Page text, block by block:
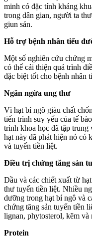
minh có đặc tính kháng
trong dân gian, người ta
giun sán.
Hỗ trợ bệnh nhân tiểu
Một số nghiên cứu chứng
có thể cải thiện quá trình
đặc biệt tốt cho bệnh nhân
Ngăn ngừa ung thư
Vì hạt bí ngô giàu chất
tiến trình suy yếu của tế
trình khoa học đã tập
hạt này đã phát hiện nó có
và tuyến tiền liệt.
Điều trị chứng tăng sản
Dầu và các chiết xuất từ
thư tuyến tiền liệt. Nhiều
dưỡng trong hạt bí ngô và
chứng tăng sản tuyến tiền
lignan, phytosterol, kẽm
Protein